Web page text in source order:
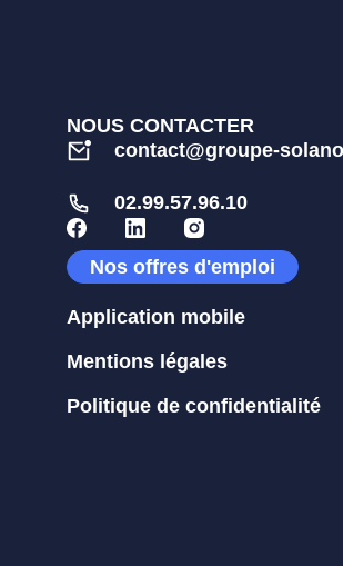
NOUS CONTACTER
contact@groupe-
02.99.57.96.10
Nos offres d'emploi
Application mobile
Mentions légales
Politique de confidentialité